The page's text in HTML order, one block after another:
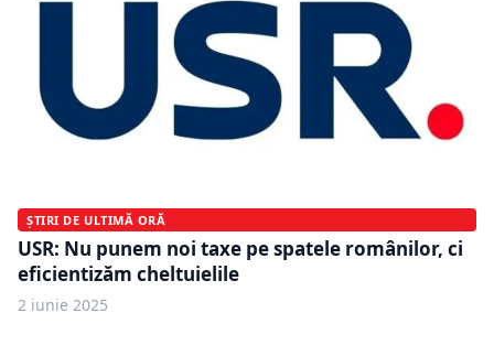
ȘTIRI DE ULTIMĂ ORĂ
USR: Nu punem noi taxe pe spatele românilor, ci
eficientizăm cheltuielile
2 iunie 2025